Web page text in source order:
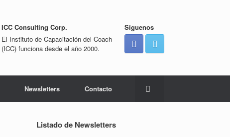
ICC Consulting Corp.
El Instituto de Capacitación del Coach
(ICC) funciona desde el año 2000.
Síguenos
Newsletters Contacto
Listado de Newsletters